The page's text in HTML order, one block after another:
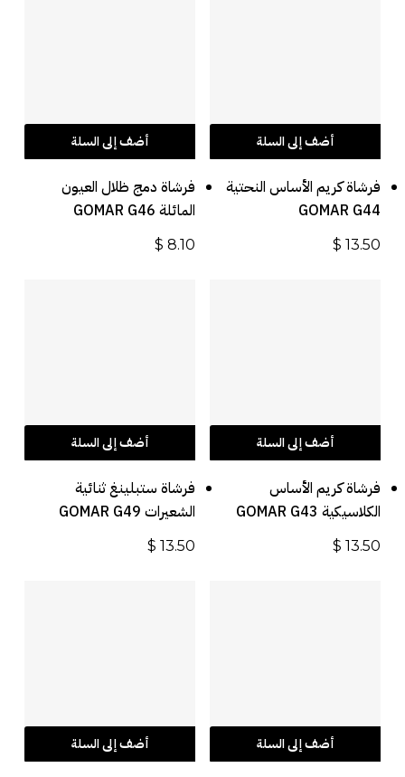
أضف إلى السلة
فرشاة كريم الأساس النحتية
GOMAR G44
$ 13.50
أضف إلى السلة
فرشاة دمج ظلال العيون
المائلة GOMAR G46
$ 8.10
أضف إلى السلة
فرشاة كريم الأساس
الكلاسيكية GOMAR G43
$ 13.50
أضف إلى السلة
فرشاة ستبلينغ ثنائية
الشعيرات GOMAR G49
$ 13.50
أضف إلى السلة أضف إلى السلة